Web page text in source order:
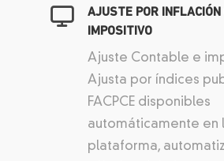
AJUSTE POR INFLACIÓN
IMPOSITIVO
Ajuste Contable e
Ajusta por índices
FACPCE disponibles
automáticamente en
plataforma,